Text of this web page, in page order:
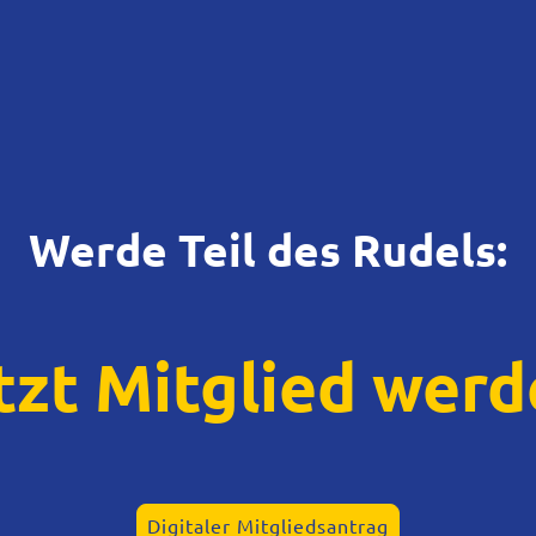
Werde Teil des Rudels:
Mitglied
Digitaler Mitgliedsantrag